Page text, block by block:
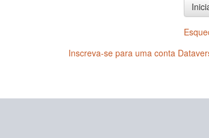
Inscreva-se para uma conta